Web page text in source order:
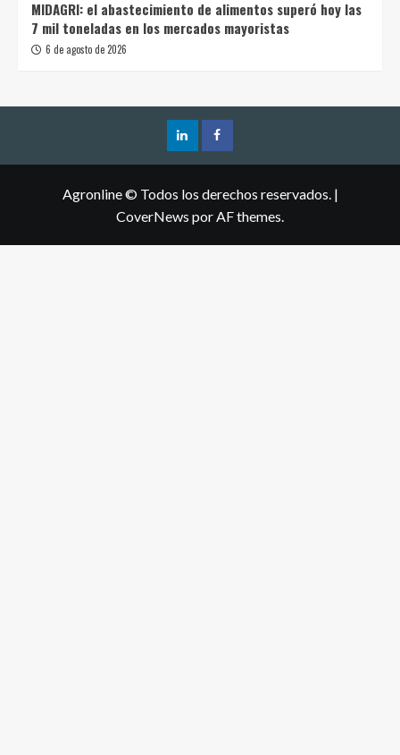
MIDAGRI: el abastecimiento de alimentos superó hoy las
7 mil toneladas en los mercados mayoristas
6 de agosto de 2026
Agronline © Todos los derechos reservados. |
CoverNews por AF themes.